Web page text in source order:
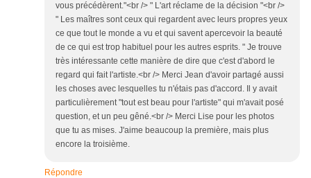
vous précédèrent."<br /> " L'art réclame de la décision "<br />
" Les maîtres sont ceux qui regardent avec leurs propres yeux
ce que tout le monde a vu et qui savent apercevoir la beauté
de ce qui est trop habituel pour les autres esprits. " Je trouve
très intéressante cette manière de dire que c'est d'abord le
regard qui fait l'artiste.<br /> Merci Jean d'avoir partagé aussi
les choses avec lesquelles tu n'étais pas d'accord. Il y avait
particulièrement "tout est beau pour l'artiste" qui m'avait posé
question, et un peu gêné.<br /> Merci Lise pour les photos
que tu as mises. J'aime beaucoup la première, mais plus
encore la troisième.
Répondre